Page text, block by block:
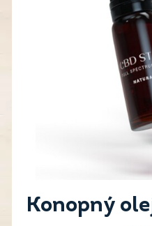
Konopný